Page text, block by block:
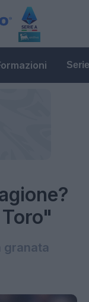
granata